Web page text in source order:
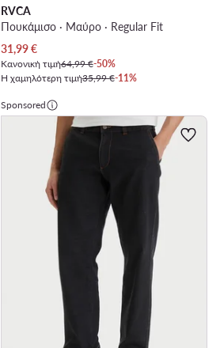
RVCA
Πουκάμισο · Μαύρο · Regular Fit
Τρέχουσα τιμή
31,99€
Κανονική τιμή64,99 €-50%
Η χαμηλότερη τιμή35,99 €-11%
Sponsored